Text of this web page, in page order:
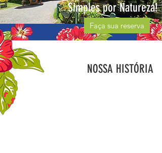
Simples por Natureza!
Faça sua reserva
NOSSA HISTÓRIA